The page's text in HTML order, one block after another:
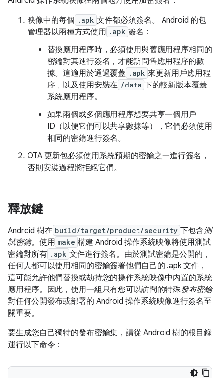
映像中的每個 .apk 文件都必須簽名。 Android 的包
管理器以兩種方式使用 .apk 簽名：
替換應用程序時，必須使用與舊應用程序相同的
密鑰對其進行簽名，才能訪問舊應用程序的數
據。這適用於通過覆蓋 .apk 來更新用戶應用程
序，以及使用安裝在 /data 下的較新版本覆蓋
系統應用程序。
如果兩個或多個應用程序想要共享一個用戶
ID（以便它們可以共享數據等），它們必須使用
相同的密鑰進行簽名。
OTA 更新包必須使用系統預期的密鑰之一進行簽名，
否則安裝過程將拒絕它們。
釋放鍵
Android 樹在 build/target/product/security 下包含測
試密鑰。使用 make 構建 Android 操作系統映像將使用測試
密鑰對所有 .apk 文件進行簽名。由於測試密鑰是公開的，
任何人都可以使用相同的密鑰簽署他們自己的 .apk 文件，
這可能允許他們替換或劫持您的操作系統映像中內置的系統
應用程序。因此，使用一組只有您可以訪問的特殊發布密鑰
對任何公開發布或部署的 Android 操作系統映像進行簽名至
關重要。
要生成您自己獨特的發布密鑰集，請從 Android 樹的根目錄
運行以下命令：